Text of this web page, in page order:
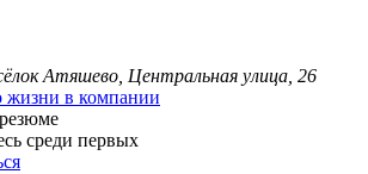
Атяшево, Центральная улица, 26
жизни в компании
среди первых